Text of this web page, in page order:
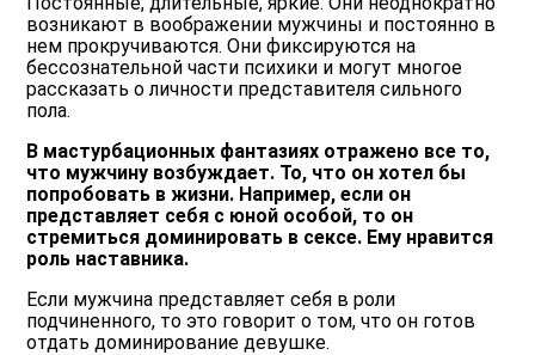
возникают в воображении мужчины и постоянно в
нем прокручиваются. Они фиксируются на
бессознательной части психики и могут многое
рассказать о личности представителя сильного
пола.
В мастурбационных фантазиях отражено все то,
что мужчину возбуждает. То, что он хотел бы
попробовать в жизни. Например, если он
представляет себя с юной особой, то он
стремиться доминировать в сексе. Ему нравится
роль наставника.
Если мужчина представляет себя в роли
подчиненного, то это говорит о том, что он готов
отдать доминирование девушке.